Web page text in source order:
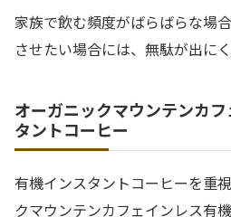
家族で飲む頻度がばらばらな場
させたい場合には、無駄が出に
オーガニックマウンテンカ
タントコーヒー
有機インスタントコーヒーを重
クマウンテンカフェインレス有